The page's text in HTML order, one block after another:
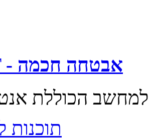
ESET - אבטחה חכמה
תוכנות